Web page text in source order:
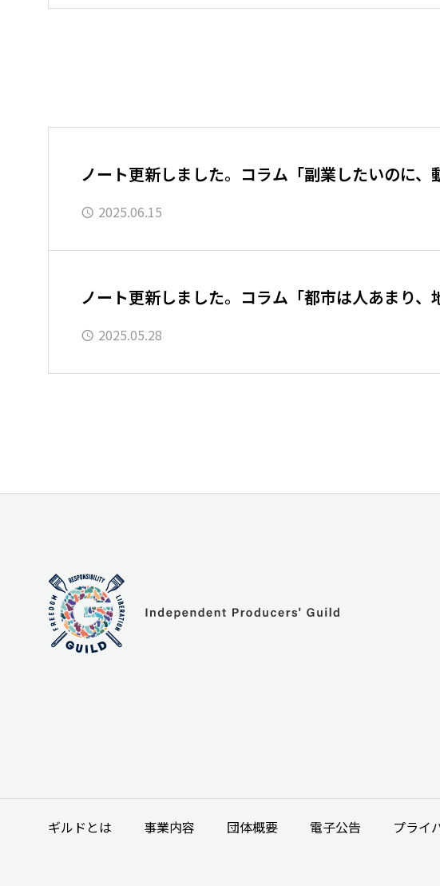
ノート更新しました。コラム「副業したいのに
2025.06.15
ノート更新しました。コラム「都市は人あまり
2025.05.28
ギルドとは 事業内容 団体概要 電子公告 プライ